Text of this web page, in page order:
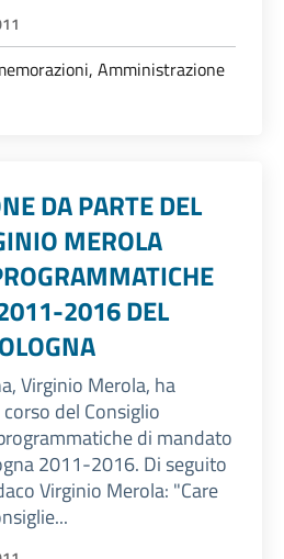
Amministrazione
DA PARTE DEL
MEROLA
2016 DEL
Virginio Merola, ha
del Consiglio
di mandato
2011-2016. Di seguito
Virginio Merola: "Care